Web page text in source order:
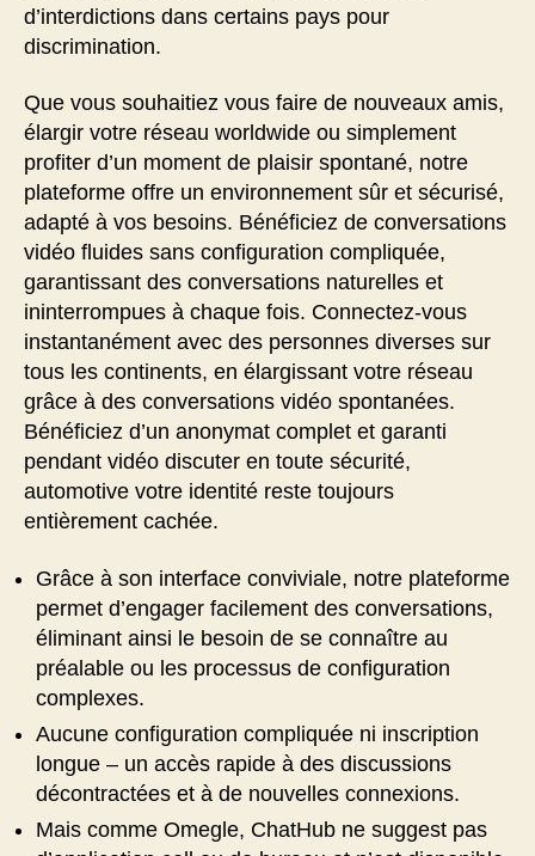
d’interdictions dans certains pays pour
discrimination.
Que vous souhaitiez vous faire de nouveaux amis,
élargir votre réseau worldwide ou simplement
profiter d’un moment de plaisir spontané, notre
plateforme offre un environnement sûr et sécurisé,
adapté à vos besoins. Bénéficiez de conversations
vidéo fluides sans configuration compliquée,
garantissant des conversations naturelles et
ininterrompues à chaque fois. Connectez-vous
instantanément avec des personnes diverses sur
tous les continents, en élargissant votre réseau
grâce à des conversations vidéo spontanées.
Bénéficiez d’un anonymat complet et garanti
pendant vidéo discuter en toute sécurité,
automotive votre identité reste toujours
entièrement cachée.
Grâce à son interface conviviale, notre plateforme
permet d’engager facilement des conversations,
éliminant ainsi le besoin de se connaître au
préalable ou les processus de configuration
complexes.
Aucune configuration compliquée ni inscription
longue – un accès rapide à des discussions
décontractées et à de nouvelles connexions.
Mais comme Omegle, ChatHub ne suggest pas